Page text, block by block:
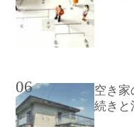
06
空き家
続きと